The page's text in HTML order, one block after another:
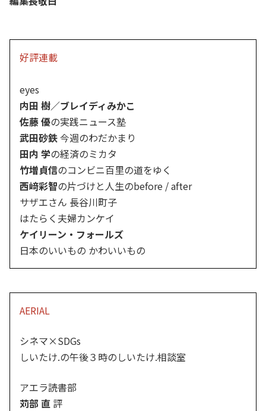
好評連載
eyes
内田 樹／ブレイディみかこ
佐藤 優の実践ニュース塾
武田砂鉄今週のわだかまり
田内 学の経済のミカタ
竹増貞信のコンビニ百里の道をゆく
西﨑彩智の片づけと人生のbefore / after
サザエさん 長谷川町子
はたらく夫婦カンケイ
ケイリーン・フォールズ
日本のいいもの かわいいもの
AERIAL
シネマ×SDGs
しいたけ.の午後３時のしいたけ.相談室
アエラ読書部
苅部 直 評